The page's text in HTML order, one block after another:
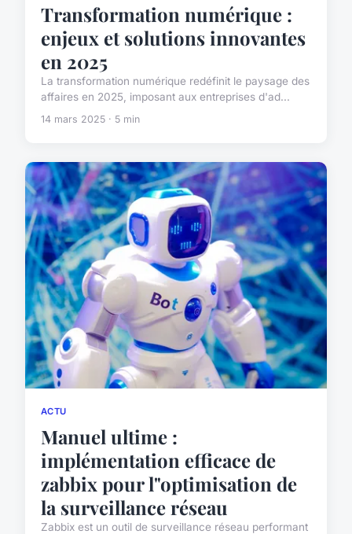
Transformation numérique :
enjeux et solutions innovantes
en 2025
La transformation numérique redéfinit le paysage des
affaires en 2025, imposant aux entreprises d'ad...
14 mars 2025 · 5 min
ACTU
Manuel ultime :
implémentation efficace de
zabbix pour l"optimisation de
la surveillance réseau
Zabbix est un outil de surveillance réseau performant